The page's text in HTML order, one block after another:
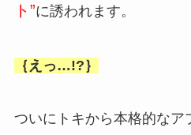
ト”に誘われます。
｛えっ…!?｝
ついにトキから本格的なア